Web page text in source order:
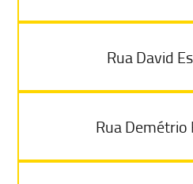
Rua David
Rua Demétrio